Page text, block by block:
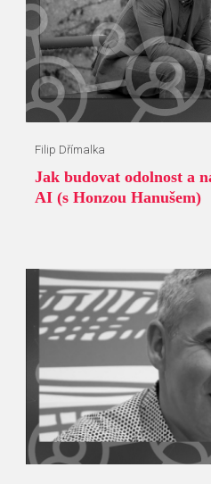
Filip Dřímalka
Jak budovat odolnost a
AI (s Honzou Hanušem)